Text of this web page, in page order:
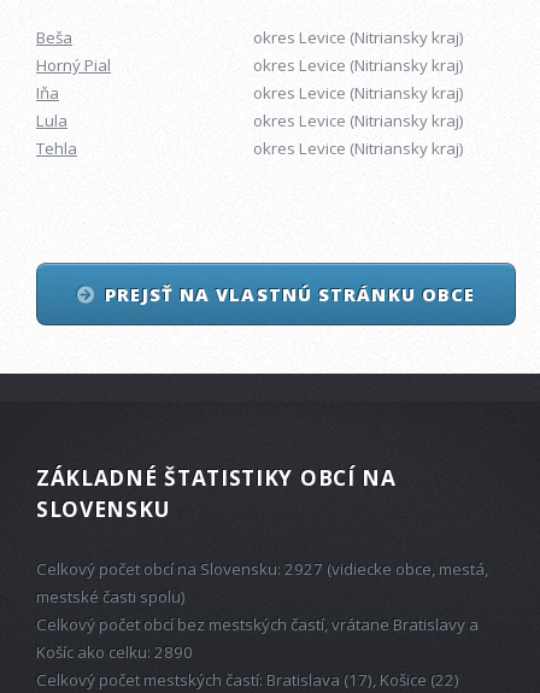
Beša
okres Levice (Nitriansky kraj)
Horný Pial
okres Levice (Nitriansky kraj)
Iňa
okres Levice (Nitriansky kraj)
Lula
okres Levice (Nitriansky kraj)
Tehla
okres Levice (Nitriansky kraj)
PREJSŤ NA VLASTNÚ STRÁNKU OBCE
ZÁKLADNÉ ŠTATISTIKY OBCÍ NA
SLOVENSKU
Celkový počet obcí na Slovensku: 2927 (vidiecke obce, mestá,
mestské časti spolu)
Celkový počet obcí bez mestských častí, vrátane Bratislavy a
Košíc ako celku: 2890
Celkový počet mestských častí: Bratislava (17), Košice (22)